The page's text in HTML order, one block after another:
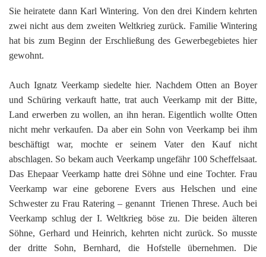
Sie heiratete dann Karl Wintering. Von den drei Kindern kehrten
zwei nicht aus dem zweiten Weltkrieg zurück. Familie Wintering
hat bis zum Beginn der Erschließung des Gewerbegebietes hier
gewohnt.
Auch Ignatz Veerkamp siedelte hier. Nachdem Otten an Boyer
und Schüring verkauft hatte, trat auch Veerkamp mit der Bitte,
Land erwerben zu wollen, an ihn heran. Eigentlich wollte Otten
nicht mehr verkaufen. Da aber ein Sohn von Veerkamp bei ihm
beschäftigt war, mochte er seinem Vater den Kauf nicht
abschlagen. So bekam auch Veerkamp ungefähr 100 Scheffelsaat.
Das Ehepaar Veerkamp hatte drei Söhne und eine Tochter. Frau
Veerkamp war eine geborene Evers aus Helschen und eine
Schwester zu Frau Ratering – genannt Trienen Threse. Auch bei
Veerkamp schlug der I. Weltkrieg böse zu. Die beiden älteren
Söhne, Gerhard und Heinrich, kehrten nicht zurück. So musste
der dritte Sohn, Bernhard, die Hofstelle übernehmen. Die